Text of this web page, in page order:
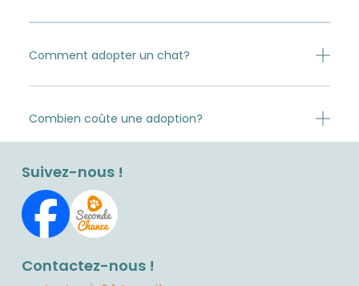
Comment adopter un chat?
Combien coûte une adoption?
Suivez-nous !
Contactez-nous !